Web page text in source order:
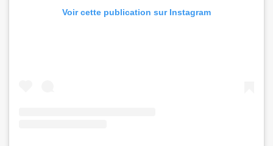
Voir cette publication sur Instagram